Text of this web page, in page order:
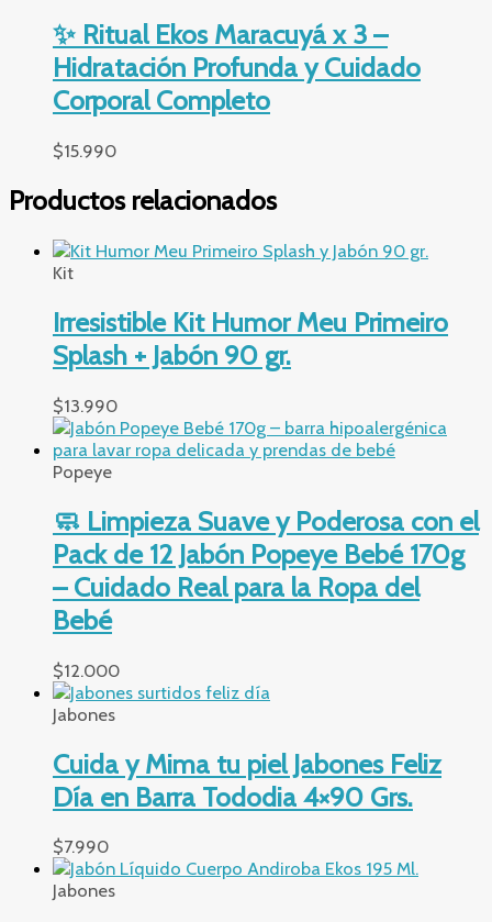
✨ Ritual Ekos Maracuyá x 3 –
Hidratación Profunda y Cuidado
Corporal Completo
$15.990
Productos relacionados
Kit
Irresistible Kit Humor Meu Primeiro
Splash + Jabón 90 gr.
$13.990
Popeye
🧼 Limpieza Suave y Poderosa con el
Pack de 12 Jabón Popeye Bebé 170g
– Cuidado Real para la Ropa del
Bebé
$12.000
Jabones
Cuida y Mima tu piel Jabones Feliz
Día en Barra Tododia 4×90 Grs.
$7.990
Jabones